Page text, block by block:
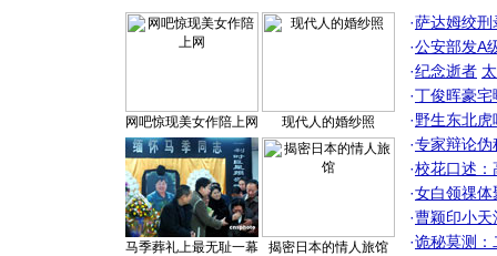
网吧惊现美女作陪上网 现代人的婚纱照
马季葬礼上最无耻一幕 揭密日本的情人旅馆
·萨达姆绞刑
·公安部发A
·纪念逝者
·丁俊晖豪
·野生东北
·专家辩论伪
·校花口述：
·女白领祼体
·曹颖印小天
·诡秘莫测：